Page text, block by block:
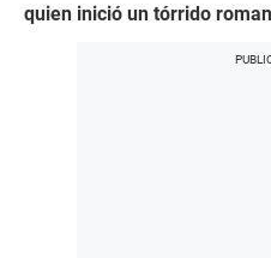
quien inició un tórrido